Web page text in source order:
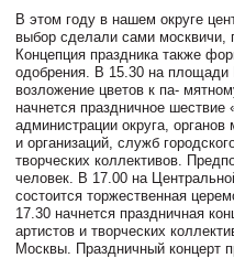
В этом году в нашем округе
выбор сделали сами москвичи,
Концепция праздника также
одобрения. В 15.30 на площади
возложение цветов к па-
начнется праздничное
администрации округа,
и организаций, служб
творческих коллективов.
человек. В 17.00 на
состоится торжественная
17.30 начнется праздничная
артистов и творческих
Москвы. Праздничный концерт